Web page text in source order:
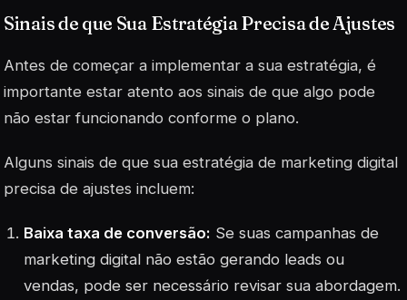
Sinais de que Sua Estratégia Precisa de Ajustes
Antes de começar a implementar a sua estratégia, é
importante estar atento aos sinais de que algo pode
não estar funcionando conforme o plano.
Alguns sinais de que sua estratégia de marketing digital
precisa de ajustes incluem:
Baixa taxa de conversão: Se suas campanhas de
marketing digital não estão gerando leads ou
vendas, pode ser necessário revisar sua abordagem.